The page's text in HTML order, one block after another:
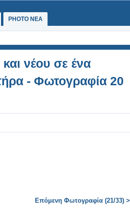
PHOTO NEA
νέου σε ένα
- Φωτογραφία 20
Επόμενη Φωτογραφία (21/33) >